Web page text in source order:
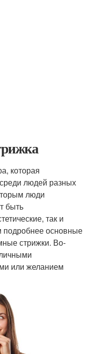
которая
людей разных
люди
быть
так и
подробнее основные
стрижки. Во-
или желанием